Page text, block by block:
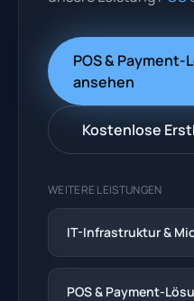
POS & Payment-
ansehen
Kostenlose
WEITERE LEISTUNGEN
IT-Infrastruktur &
POS & Payment-